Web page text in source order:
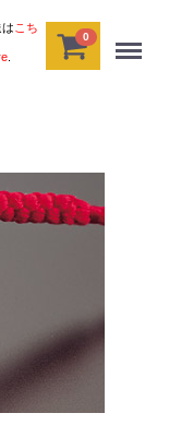
こち
0 Menu